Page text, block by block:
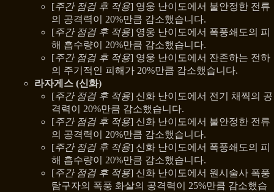
[주간 점검 후 적용] 영웅 난이도에서 불안정한 전류
의 공격력이 20%만큼 감소했습니다.
[주간 점검 후 적용] 영웅 난이도에서 폭풍쇄도의 피
해 흡수량이 20%만큼 감소했습니다.
[주간 점검 후 적용] 영웅 난이도에서 잔존하는 전하
의 주기적인 피해가 20%만큼 감소했습니다.
라자게스 (신화)
[주간 점검 후 적용] 신화 난이도에서 전기 채찍의 공
격력이 20%만큼 감소했습니다.
[주간 점검 후 적용] 신화 난이도에서 불안정한 전류
의 공격력이 20%만큼 감소했습니다.
[주간 점검 후 적용] 신화 난이도에서 폭풍쇄도의 피
해 흡수량이 20%만큼 감소했습니다.
[주간 점검 후 적용] 신화 난이도에서 원시술사 폭풍
탐구자의 폭풍 화살의 공격력이 25%만큼 감소했습